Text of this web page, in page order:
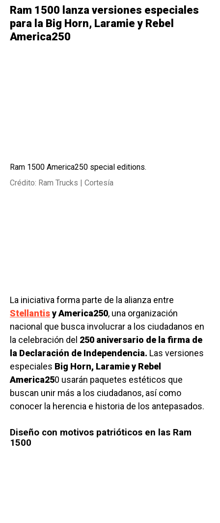
Ram 1500 lanza versiones especiales
para la Big Horn, Laramie y Rebel
America250
Ram 1500 America250 special editions.
Crédito: Ram Trucks | Cortesía
La iniciativa forma parte de la alianza entre
Stellantisy America250, una organización
nacional que busca involucrar a los ciudadanos en
la celebración del 250 aniversario de la firma de
la Declaración de Independencia. Las versiones
especiales Big Horn, Laramie y Rebel
America250 usarán paquetes estéticos que
buscan unir más a los ciudadanos, así como
conocer la herencia e historia de los antepasados.
Diseño con motivos patrióticos en las Ram
1500